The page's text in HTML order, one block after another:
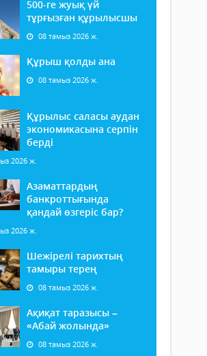
500-ге жуық үй
тұрғызған құрылысшы
08 тамыз 2026 ж.
Құрыш қолды ана
08 тамыз 2026 ж.
Құрылыс саласы аудан
экономикасына серпін
берді
2026 ж.
Азаматтардың
банкроттығында
қандай өзгеріс бар?
2026 ж.
Шежірелі тарихтың
тамыры терең
08 тамыз 2026 ж.
Ақиқат таразысы –
«Абай жолында»
08 тамыз 2026 ж.